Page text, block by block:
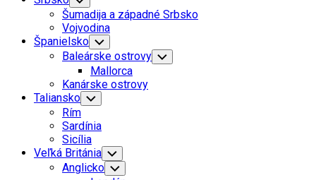
Child
Menu
Šumadija a západné Srbsko
Vojvodina
Španielsko Toggle
Child
Menu
Baleárske ostrovy Toggle
Child
Mallorca
Kanárske ostrovy
Taliansko Toggle
Child
Menu
Rím
Sardínia
Sicília
Veľká Británia Toggle
Child
Menu
Anglicko Toggle